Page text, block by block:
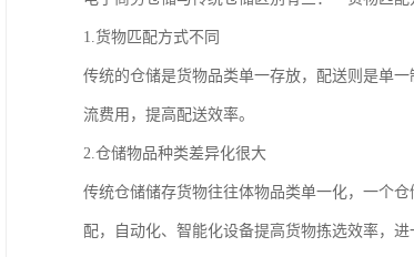
1.货物匹配方式不同
传统的仓储是货物品类单一存放，配送则是单
流费用，提高配送效率。
2.仓储物品种类差异化很大
传统仓储储存货物往往体物品类单一化，一个
配，自动化、智能化设备提高货物拣选效率，